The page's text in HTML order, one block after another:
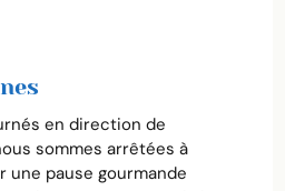
en direction de
sommes arrêtées à
une pause gourmande